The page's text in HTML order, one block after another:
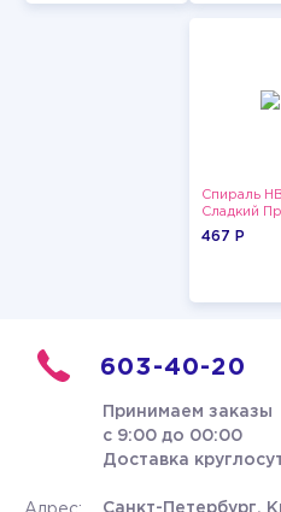
Спираль HB
Сладкий
12 шт.
467 P
603-40-20
Принимаем заказы
с 9:00 до 00:00
Доставка
Санкт-Петербург,